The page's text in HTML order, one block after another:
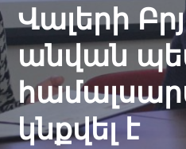
Վալերի
անվան
կնքվել է